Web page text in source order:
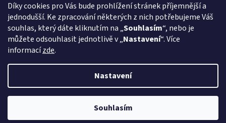
Díky cookies pro Vás bude prohlížení stránek příjemnější a
jednodušší. Ke zpracování některých z nich potřebujeme Váš
souhlas, který dáte kliknutím na „Souhlasím“, nebo je
můžete odsouhlasit jednotlivě v „Nastavení“. Více
informacízde.
Nastavení
Souhlasím
Při procesu objednávání bude ověřeno, zda jste starší 18ti let pomocí
bankovní identity. Při převzetí zboží od kurýra bude také ověřeno, zda
Copyright 2026Ráj kuřáků. Všechna práva vyhrazena.